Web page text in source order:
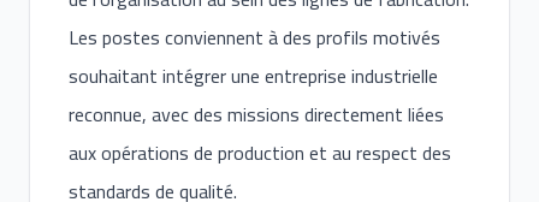
Les postes conviennent à des profils motivés
souhaitant intégrer une entreprise industrielle
reconnue, avec des missions directement liées
aux opérations de production et au respect des
standards de qualité.